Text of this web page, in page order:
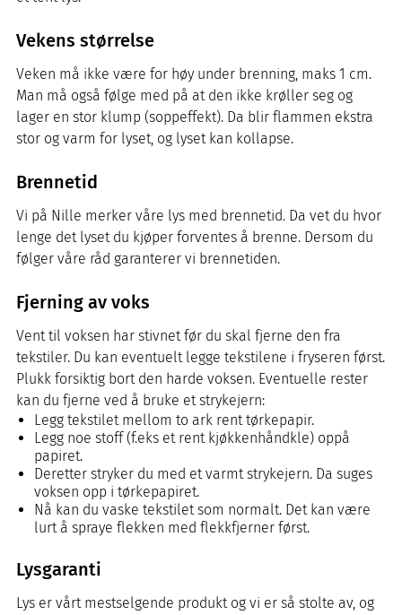
Vekens størrelse
Veken må ikke være for høy under brenning, maks 1 cm.
Man må også følge med på at den ikke krøller seg og
lager en stor klump (soppeffekt). Da blir flammen ekstra
stor og varm for lyset, og lyset kan kollapse.
Brennetid
Vi på Nille merker våre lys med brennetid. Da vet du hvor
lenge det lyset du kjøper forventes å brenne. Dersom du
følger våre råd garanterer vi brennetiden.
Fjerning av voks
Vent til voksen har stivnet før du skal fjerne den fra
tekstiler. Du kan eventuelt legge tekstilene i fryseren først.
Plukk forsiktig bort den harde voksen. Eventuelle rester
kan du fjerne ved å bruke et strykejern:
Legg tekstilet mellom to ark rent tørkepapir.
Legg noe stoff (f.eks et rent kjøkkenhåndkle) oppå
papiret.
Deretter stryker du med et varmt strykejern. Da suges
voksen opp i tørkepapiret.
Nå kan du vaske tekstilet som normalt. Det kan være
lurt å spraye flekken med flekkfjerner først.
Lysgaranti
Lys er vårt mestselgende produkt og vi er så stolte av, og